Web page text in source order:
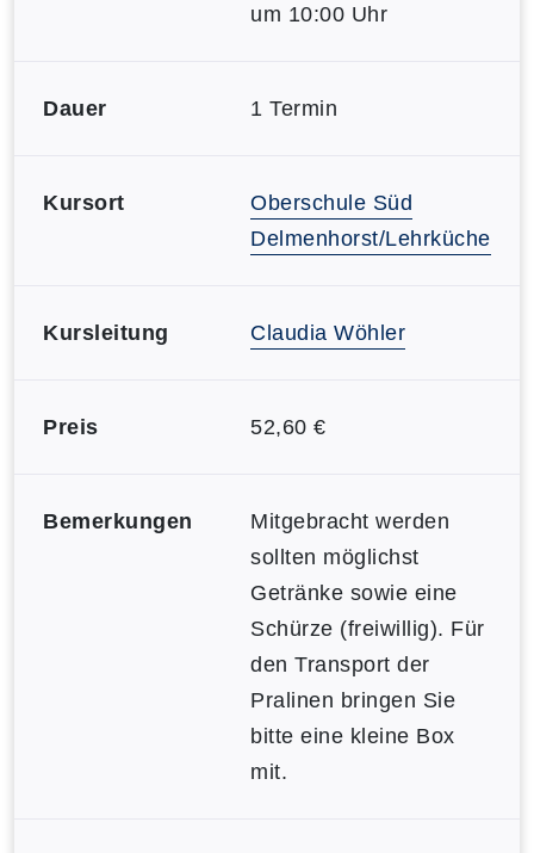
um 10:00 Uhr
Dauer 1 Termin
Kursort
Oberschule Süd
Delmenhorst/Lehrküche
Kursleitung Claudia Wöhler
Preis 52,60 €
Bemerkungen
Mitgebracht werden
sollten möglichst
Getränke sowie eine
Schürze (freiwillig). Für
den Transport der
Pralinen bringen Sie
bitte eine kleine Box
mit.